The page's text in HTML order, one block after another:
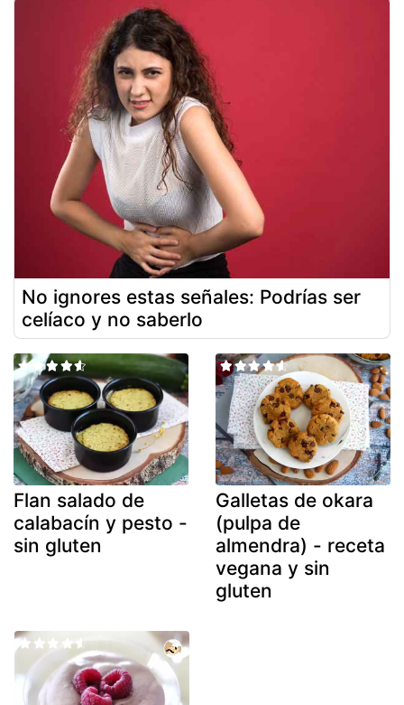
No ignores estas señales: Podrías ser
celíaco y no saberlo
Flan salado de
calabacín y pesto -
sin gluten
Galletas de okara
(pulpa de
almendra) - receta
vegana y sin
gluten